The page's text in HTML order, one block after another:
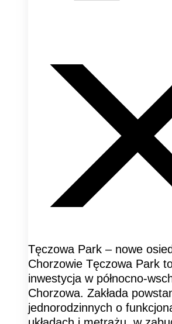
Tęczowa Park – nowe
Chorzowie Tęczowa Park
inwestycja w północno-
Chorzowa. Zakłada
jednorodzinnych o